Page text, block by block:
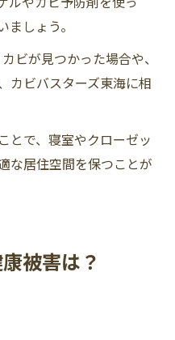
しょう。
ビが見つかった場合や、
カビバスターズ東海に相
とで、寝室やクローゼッ
な居住空間を保つことが
被害は？